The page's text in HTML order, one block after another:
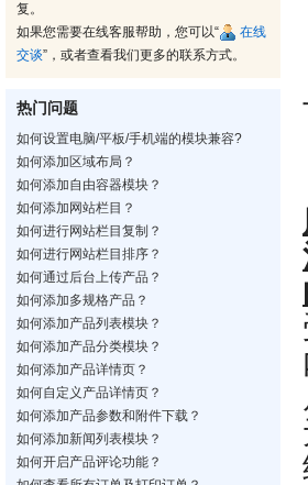
复。
如果您需要在线客服帮助，您可以“
在线
交谈”，或者查看我们更多的联系方式。
热门问题
如何设置电脑/平板/手机端的模块兼容?
如何添加区域布局？
如何添加自由容器模块？
如何添加网站栏目？
如何进行网站栏目复制？
如何进行网站栏目排序？
如何通过后台上传产品？
如何添加多规格产品？
如何添加产品列表模块？
如何添加产品分类模块？
如何添加产品详情页？
如何自定义产品详情页？
如何添加产品参数和附件下载？
如何添加新闻列表模块？
如何开启产品评论功能？